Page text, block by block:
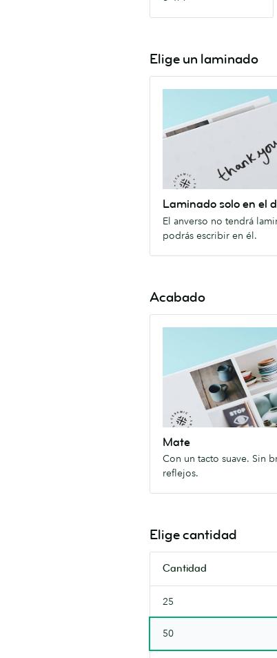
Elige un laminado
Laminado solo en el
El anverso no tendrá
podrás escribir en él.
anverso
tendrá
laminado,
él.
Acabado
Mate
Con un tacto suave. Sin
reflejos.
tacto
brillos,
reflejos.
Elige cantidad
Cantidad
25
50